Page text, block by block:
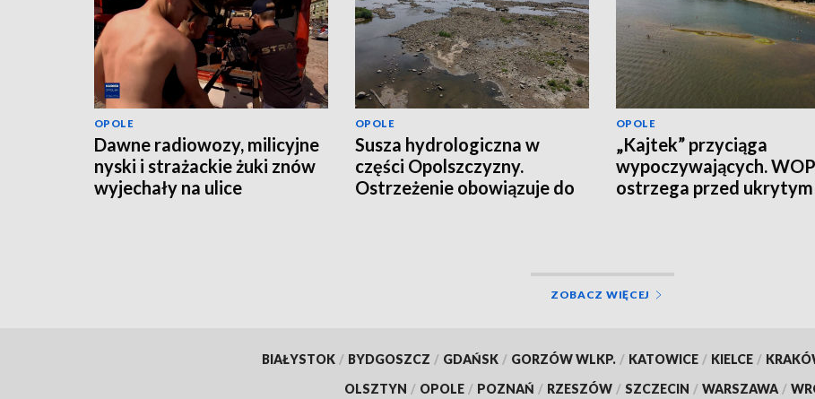
OPOLE
Dawne radiowozy, milicyjne
nyski i strażackie żuki znów
wyjechały na ulice
OPOLE
Susza hydrologiczna w
części Opolszczyzny.
Ostrzeżenie obowiązuje do
OPOLE
„Kajtek” przyciąga
wypoczywających.
ostrzega przed ukrytym
ZOBACZ WIĘCEJ
BIAŁYSTOK / BYDGOSZCZ / GDAŃSK / GORZÓW WLKP. / KATOWICE / KIELCE /
OLSZTYN / OPOLE / POZNAŃ / RZESZÓW / SZCZECIN / WARSZAWA /